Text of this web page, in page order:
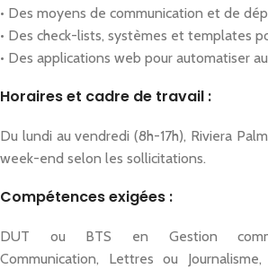
• Des moyens de communication et de
• Des check-lists, systèmes et templates
• Des applications web pour automatiser
Horaires et cadre de travail :
Du lundi au vendredi (8h-17h), Riviera
week-end selon les sollicitations.
Compétences exigées :
DUT ou BTS en Gestion
Communication, Lettres ou